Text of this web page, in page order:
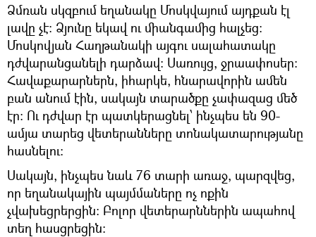
Ձմռան սկզբում եղանակը Մոսկվայում այդքան էլ
լավը չէ։ Ձյունը եկավ ու միանգամից հալչեց։
Մոսկովյան Հաղթանակի այգու սալահատակը
դժվարանցանելի դարձավ։ Սառույց, ջրաափոսեր։
Հավաքարարներն, իհարկե, հնարավորին ամեն
բան անում էին, սակայն տարածքը չափազաց մեծ
էր։ Ու դժվար էր պատկերացնել՝ ինչպես են 90-
ամյա տարեց վետերանները տոնակատարությանը
հասնելու։
Սակայն, ինչպես նաև 76 տարի առաջ, պարզվեց,
որ եղանակային պայմմաները ոչ ոքին
չվախեցրերցին։ Բոլոր վետերարններին ապահով
տեղ հասցրեցին։